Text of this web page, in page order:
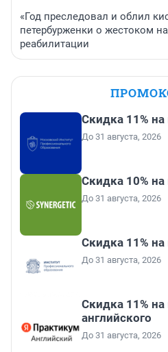
«Год преследовал и облил
петербурженки о жестоком
реабилитации
Скидка 11%
До 31 августа, 2026
Скидка 10%
До 31 августа, 2026
Скидка 11%
До 31 августа, 2026
Скидка 11%
английского
До 31 августа, 2026